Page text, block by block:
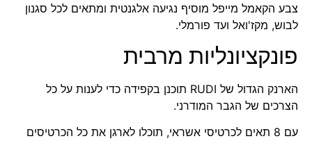
צבע הקאמל מייפל מוסיף נגיעה אלגנטית ומתאים לכל סגנון
לבוש, מקז'ואל ועד פורמלי.
פונקציונליות מרבית
הארנק הגדול של RUDI תוכנן בקפידה כדי לענות על כל
הצרכים של הגבר המודרני.
עם 8 תאים לכרטיסי אשראי, תוכלו לארגן את כל הכרטיסים